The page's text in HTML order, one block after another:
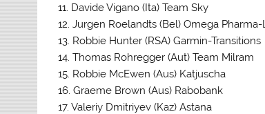
11. Davide Vigano (Ita) Team Sky
12. Jurgen Roelandts (Bel) Omega
13. Robbie Hunter (RSA) Garmin-Transitions
14. Thomas Rohregger (Aut) Team Milram
15. Robbie McEwen (Aus) Katjuscha
16. Graeme Brown (Aus) Rabobank
17. Valeriy Dmitriyev (Kaz) Astana